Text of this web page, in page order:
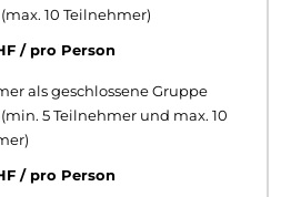
10 Teilnehmer)
/ pro Person
als geschlossene Gruppe
5 Teilnehmer und max. 10
/ pro Person